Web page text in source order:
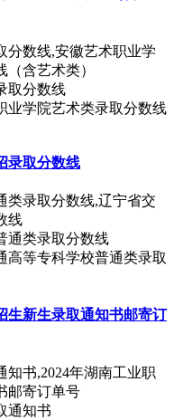
分数线,安徽艺术职业学
含艺术类）
业学院艺术类录取分数线
录取分数线
类录取分数线,辽宁省交
线
高等专科学校普通类录取
生新生录取通知书邮寄订
知书,2024年湖南工业职
邮寄订单号